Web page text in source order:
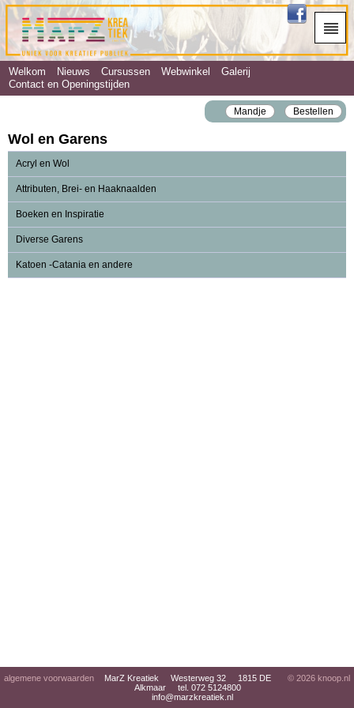
Welkom Nieuws Cursussen Webwinkel
Galerij
Contact en Openingstijden
Mandje Bestellen
Wol en Garens
Acryl en Wol
Attributen, Brei- en Haaknaalden
Boeken en Inspiratie
Diverse Garens
Katoen -Catania en andere
algemene voorwaarden
MarZ Kreatiek Westerweg 32 1815 DE
Alkmaar tel. 072 5124800
info@marzkreatiek.nl
© 2026 knoop.nl